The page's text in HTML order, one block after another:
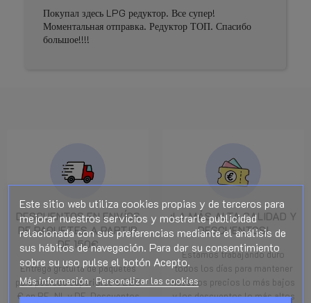
Покупал здесь LPG редуктор. Все супер!
Моментальная отправка. Редуктор ТОП. Спасибо
большое!!!!
DESCUENTOS EN ENVÍOS
DE PAQUETES A PARTIR
DE 150€
Entrega gratuita de paquetes
para pedidos superiores a 220
€ en BE, NL y DE. Descuentos
¡LA MÁS ALTA CALIDAD Y
DESCUENTOS!
Estamos trabajando duro
todos los días para mantener
nuestros precios lo más bajos
y los descuentos lo más altos
Este sitio web utiliza cookies propias y de terceros para
mejorar nuestros servicios y mostrarle publicidad
relacionada con sus preferencias mediante el análisis de
sus hábitos de navegación. Para dar su consentimiento
sobre su uso pulse el botón Acepto.
Más información Personalizar las cookies